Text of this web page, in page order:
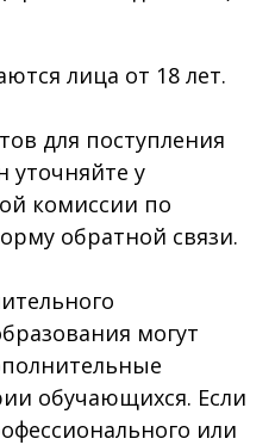
лица от 18 лет.
для поступления
уточняйте у
комиссии по
обратной связи.
могут
обучающихся. Если
или